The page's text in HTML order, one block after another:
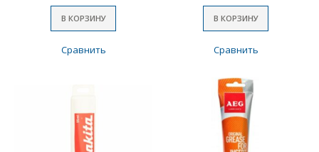
В КОРЗИНУ
Сравнить
В КОРЗИНУ
Сравнить